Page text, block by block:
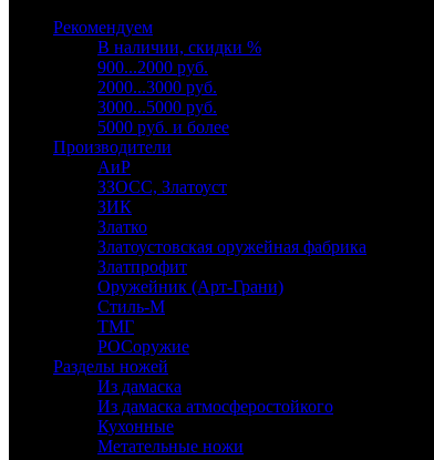
Рекомендуем
В наличии, скидки %
900...2000 руб.
2000...3000 руб.
3000...5000 руб.
5000 руб. и более
Производители
АиР
ЗЗОСС, Златоуст
ЗИК
Златко
Златоустовская оружейная фабрика
Златпрофит
Оружейник (Арт-Грани)
Стиль-М
ТМГ
РОСоружие
Разделы ножей
Из дамаска
Из дамаска атмосферостойкого
Кухонные
Метательные ножи